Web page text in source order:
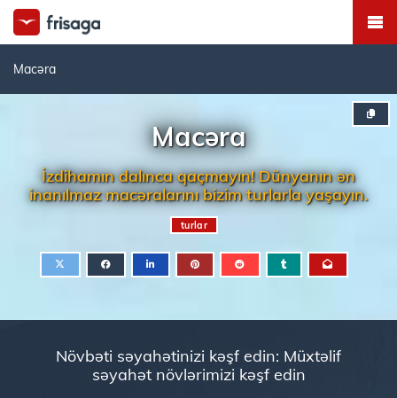
Macəra
Macəra
İzdihamın dalınca qaçmayın! Dünyanın ən
inanılmaz macəralarını bizim turlarla yaşayın.
turlar
Növbəti səyahətinizi kəşf edin: Müxtəlif
səyahət növlərimizi kəşf edin